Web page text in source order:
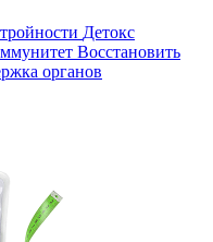
Детокс
Восстановить
органов